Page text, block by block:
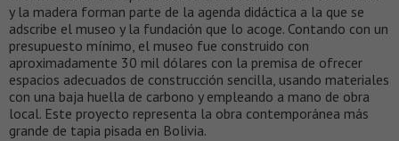
y la madera forman parte de la agenda didáctica a la que se
adscribe el museo y la fundación que lo acoge. Contando con un
presupuesto mínimo, el museo fue construido con
aproximadamente 30 mil dólares con la premisa de ofrecer
espacios adecuados de construcción sencilla, usando materiales
con una baja huella de carbono y empleando a mano de obra
local. Este proyecto representa la obra contemporánea más
grande de tapia pisada en Bolivia.